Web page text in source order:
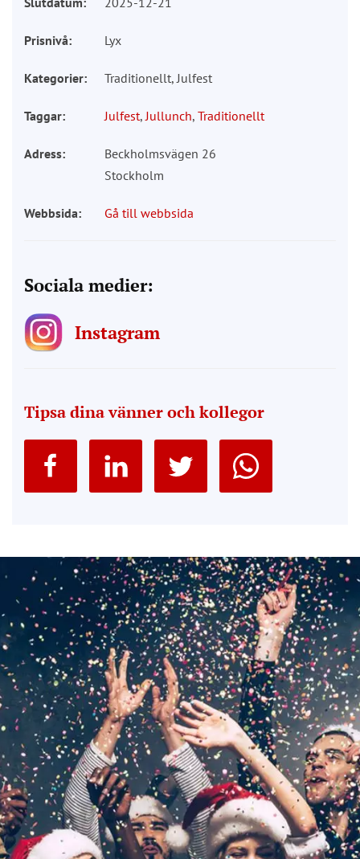
Prisnivå: Lyx
Kategorier: Traditionellt, Julfest
Taggar: Julfest, Jullunch, Traditionellt
Adress:
Beckholmsvägen 26
Stockholm
Webbsida: Gå till webbsida
Sociala medier:
Instagram
Tipsa dina vänner och kollegor